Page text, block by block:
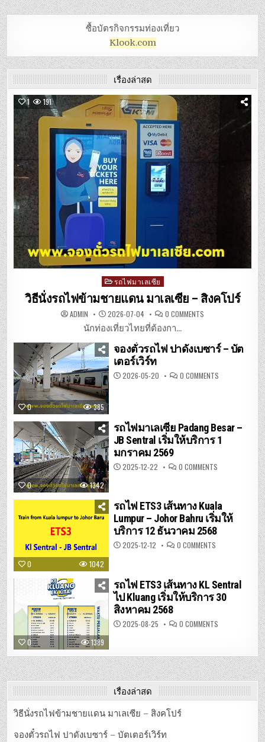
ซื้อบัตรกิจกรรมท่องเที่ยว
Klook.com
เรื่องล่าสุด
1 191
Posted
in
รถไฟมาเลเซีย
วิธีนั่งรถไฟข้ามชายแดน มาเลเซีย – สิงคโปร์
ADMIN 2026-07-04 0 COMMENTS
ชายแดน
มาเลเซีย
นักท่องเที่ยวไทยที่ต้องกา...
0 385
จองตั๋วรถไฟ ปาดังเบซาร์ – บัต
เตอร์เวิร์ท
2026-05-20 0 COMMENTSON
จอง
ซาร์
–
บัต
เต
0 1342
รถไฟมาเลเซีย Padang Besar –
JB Sentral เริ่มให้บริการ 1
มกราคม 2569
2025-12-22 0 COMMENTSON
รถไฟ
–
JB
SENTRAL
เริ่ม
ให้
0 1042
รถไฟ ETS3 เส้นทาง Kuala
Lumpur – Johor Bahru เริ่มให้
บริการ 12 ธันวาคม 2568
2025-12-12 0 COMMENTSON
รถไฟ
KUALA
LUMPUR
–
JOHOR
ให้
บริการ
0 1389
รถไฟ ETS3 เส้นทาง KL Sentral
ไป Kluang เริ่มให้บริการ 30
สิงหาคม 2568
2025-08-25 0 COMMENTSON
รถไฟ
KL
SENTRAL
ไป
KLUANG
เริ่ม
ให้
บริการ
เรื่องล่าสุด
วิธีนั่งรถไฟข้ามชายแดน มาเลเซีย – สิงคโปร์
จองตั๋วรถไฟ ปาดังเบซาร์ – บัตเตอร์เวิร์ท